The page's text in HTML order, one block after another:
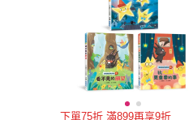
下單75折 滿899再享9折